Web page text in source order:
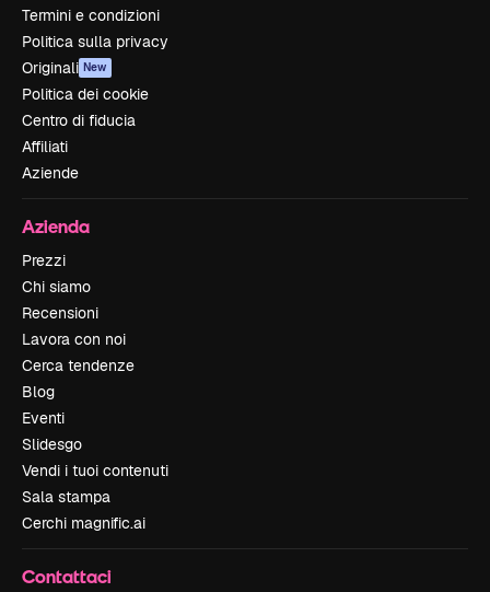
Termini e condizioni
Politica sulla privacy
Originali New
Politica dei cookie
Centro di fiducia
Affiliati
Aziende
Azienda
Prezzi
Chi siamo
Recensioni
Lavora con noi
Cerca tendenze
Blog
Eventi
Slidesgo
Vendi i tuoi contenuti
Sala stampa
Cerchi magnific.ai
Contattaci